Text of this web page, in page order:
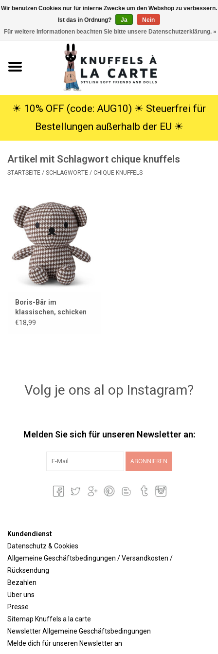
Kuscheltiere
SALE
Info
Lookbooks
Marken
☀︎ 10% OFF (code: AUG10) ☀︎ Steuerfrei für
Bestellungen außerhalb der EU ☀︎
Artikel mit Schlagwort chique knuffels
STARTSEITE / SCHLAGWORTE / CHIQUE KNUFFELS
Boris-Bär im
klassischen, schicken
Hahnentrittmuster
€18,99
Volg je ons al op Instagram?
Melden Sie sich für unseren Newsletter an:
ABONNIEREN
Kundendienst
Datenschutz & Cookies
Allgemeine Geschäftsbedingungen / Versandkosten /
Rücksendung
Bezahlen
Über uns
Presse
Sitemap Knuffels a la carte
Newsletter Allgemeine Geschäftsbedingungen
Melde dich für unseren Newsletter an
Wir benutzen Cookies nur für interne Zwecke um den Webshop zu verbessern.
Ist das in Ordnung?
Ja
Nein
Für weitere Informationen beachten Sie bitte unsere Datenschutzerklärung. »